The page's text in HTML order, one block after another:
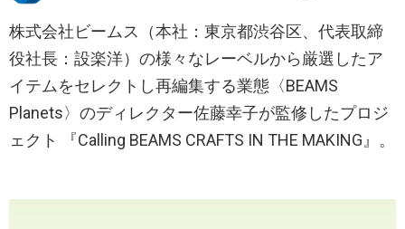
株式会社ビームス（本社：東京都渋⾕区、代表取締
役社⻑：設楽洋）の様々なレーベルから厳選したア
イテムをセレクトし再編集する業態〈BEAMS
Planets〉のディレクター佐藤幸子が監修したプロジ
ェクト 『Calling BEAMS CRAFTS IN THE MAKING』。